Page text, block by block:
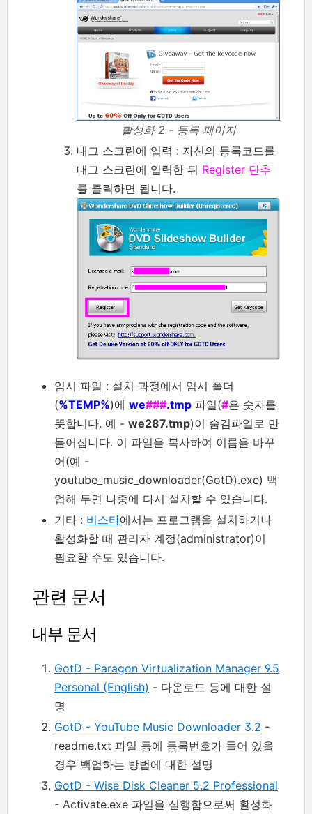
활성화 2 - 등록 페이지
내그 스크린에 입력 : 자신의 등록코드를
내그 스크린에 입력한 뒤 Register 단추
를 클릭하면 됩니다.
임시 파일 : 설치 과정에서 임시 폴더
(%TEMP%)에 we###.tmp 파일(#은 숫자를
뜻합니다. 예 - we287.tmp)이 숨김파일로 만
들어집니다. 이 파일을 복사하여 이름을 바꾸
어(예 -
youtube_music_downloader(GotD).exe) 백
업해 두면 나중에 다시 설치할 수 있습니다.
기타 : 비스타에서는 프로그램을 설치하거나
활성화할 때 관리자 계정(administrator)이
필요할 수도 있습니다.
관련 문서
내부 문서
GotD - Paragon Virtualization Manager 9.5
Personal (English) - 다운로드 등에 대한 설
명
GotD - YouTube Music Downloader 3.2 -
readme.txt 파일 등에 등록번호가 들어 있을
경우 백업하는 방법에 대한 설명
GotD - Wise Disk Cleaner 5.2 Professional
- Activate.exe 파일을 실행함으로써 활성화